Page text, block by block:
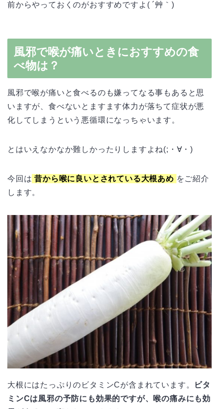
前からやっておくのがおすすめですよ( ´艸｀)
風邪で喉が痛いときにおすすめの食
べ物は？
風邪で喉が痛いと食べるのも嫌ってなる事もあると思
いますが、食べないとますます体力が落ちて症状が悪
化してしまうという悪循環になっちゃいます。
とはいえなかなか難しかったりしますよね(;・∀・)
今回は 昔から喉に良いとされている大根あめ をご紹介
します。
大根にはたっぷりのビタミンCが含まれています。
ビタ
ミンCは風邪の予防にも効果的ですが、喉の痛みにも効